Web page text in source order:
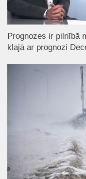
Prognozes ir pilnībā
klajā ar prognozi